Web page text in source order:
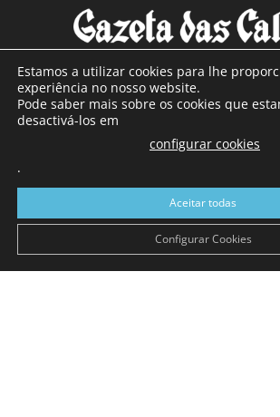
SOBRE NÓS
Com sede nas Caldas da Rainha e mais
a sul de distrito de Leiria, com mais de
toda a região Oeste. Jornal com
Continental e assinatura
Estamos a utilizar cookies para lhe
experiência no nosso website.
Pode saber mais sobre os cookies que
desactivá-los em
configurar cookies
.
Aceitar todas
Configurar Cookies